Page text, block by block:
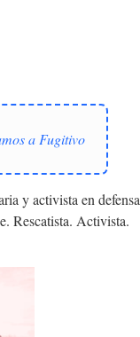
a Fugitivo
y activista en defensa
Rescatista. Activista.